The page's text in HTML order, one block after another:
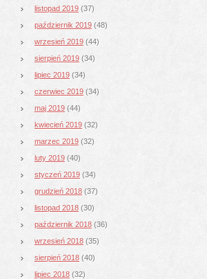
listopad 2019 (37)
październik 2019 (48)
wrzesień 2019 (44)
sierpień 2019 (34)
lipiec 2019 (34)
czerwiec 2019 (34)
maj 2019 (44)
kwiecień 2019 (32)
marzec 2019 (32)
luty 2019 (40)
styczeń 2019 (34)
grudzień 2018 (37)
listopad 2018 (30)
październik 2018 (36)
wrzesień 2018 (35)
sierpień 2018 (40)
lipiec 2018 (32)